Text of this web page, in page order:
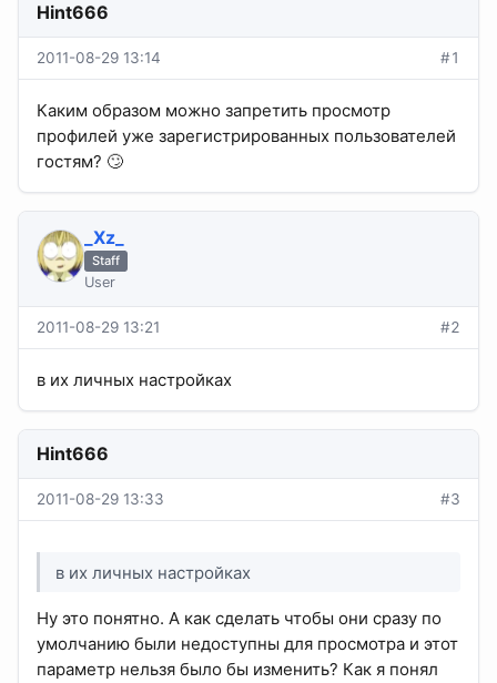
Hint666
2011-08-29 13:14 #1
Каким образом можно запретить просмотр
профилей уже зарегистрированных пользователей
гостям? 🙄
_Xz_
Staff
User
2011-08-29 13:21 #2
в их личных настройках
Hint666
2011-08-29 13:33 #3
в их личных настройках
Ну это понятно. А как сделать чтобы они сразу по
умолчанию были недоступны для просмотра и этот
параметр нельзя было бы изменить? Как я понял